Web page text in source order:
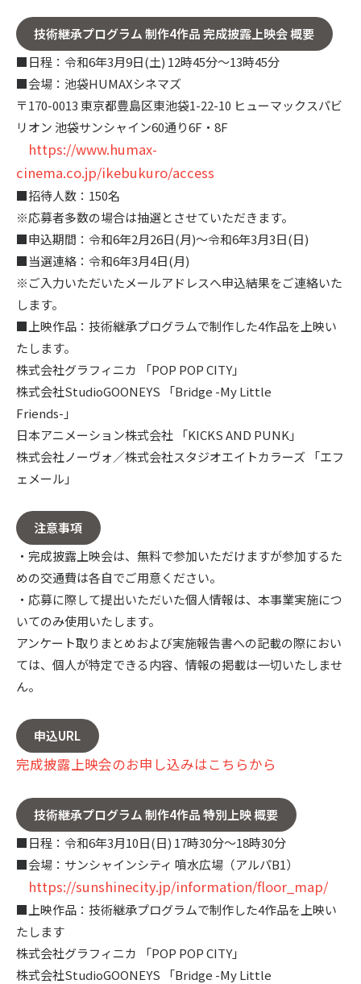
技術継承プログラム 制作4作品 完成披露上映会 概要
■日程：令和6年3月9日(土) 12時45分～13時45分
■会場：池袋HUMAXシネマズ
〒170-0013 東京都豊島区東池袋1-22-10 ヒューマックスパビ
リオン 池袋サンシャイン60通り6F・8F
https://www.humax-
cinema.co.jp/ikebukuro/access
■招待人数：150名
※応募者多数の場合は抽選とさせていただきます。
■申込期間：令和6年2月26日(月)～令和6年3月3日(日)
■当選連絡：令和6年3月4日(月)
※ご入力いただいたメールアドレスへ申込結果をご連絡いた
します。
■上映作品：技術継承プログラムで制作した4作品を上映い
たします。
株式会社グラフィニカ 「POP POP CITY」
株式会社StudioGOONEYS 「Bridge -My Little
Friends-」
日本アニメーション株式会社 「KICKS AND PUNK」
株式会社ノーヴォ／株式会社スタジオエイトカラーズ 「エフ
ェメール」
注意事項
・完成披露上映会は、無料で参加いただけますが参加するた
めの交通費は各自でご用意ください。
・応募に際して提出いただいた個人情報は、本事業実施につ
いてのみ使用いたします。
アンケート取りまとめおよび実施報告書への記載の際におい
ては、個人が特定できる内容、情報の掲載は一切いたしませ
ん。
申込URL
完成披露上映会のお申し込みはこちらから
技術継承プログラム 制作4作品 特別上映 概要
■日程：令和6年3月10日(日) 17時30分～18時30分
■会場：サンシャインシティ 噴水広場（アルパB1）
https://sunshinecity.jp/information/floor_map/
■上映作品：技術継承プログラムで制作した4作品を上映い
たします
株式会社グラフィニカ 「POP POP CITY」
株式会社StudioGOONEYS 「Bridge -My Little